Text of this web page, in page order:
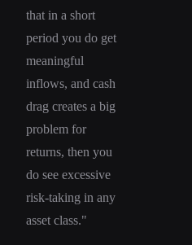
that in a short
period you do get
meaningful
inflows, and cash
drag creates a big
problem for
returns, then you
do see excessive
risk-taking in any
asset class."